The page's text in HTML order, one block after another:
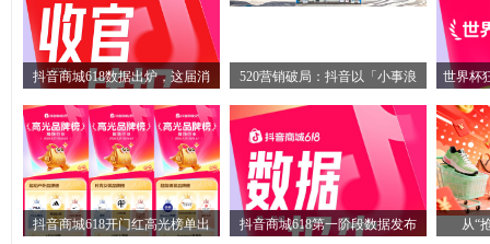
抖音商城618数据出炉，这届消 520营销破局：抖音以「小事浪 世界杯
抖音商城618开门红高光榜单出 抖音商城618第一阶段数据发布 从“